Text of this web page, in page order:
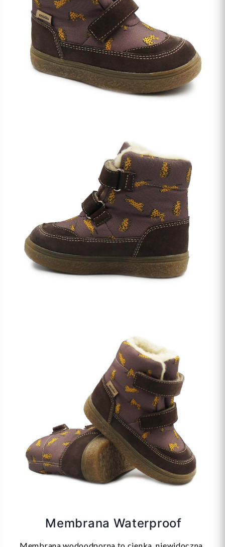
Membrana Waterproof
Membrana wodoodporna to cienka, niewidoczna